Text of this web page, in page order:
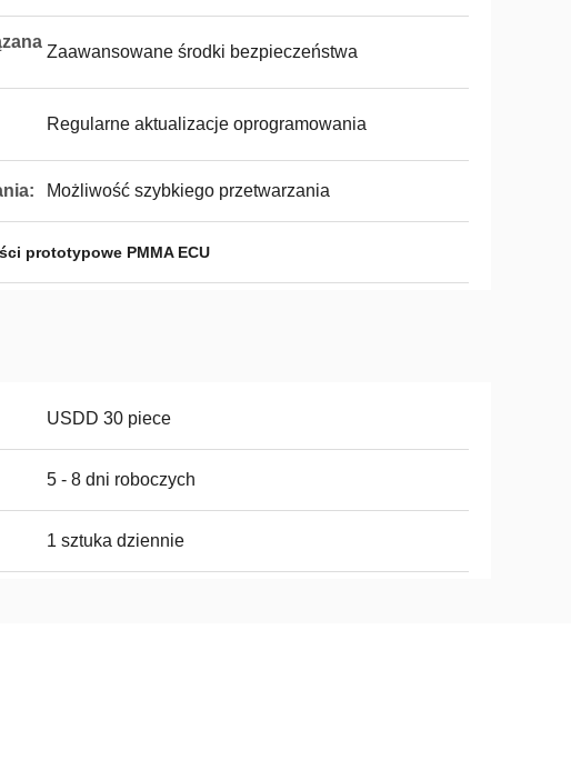
Zaawansowane środki bezpieczeństwa
Regularne aktualizacje oprogramowania
Możliwość szybkiego przetwarzania
prototypowe PMMA ECU
USDD 30 piece
5 - 8 dni roboczych
1 sztuka dziennie